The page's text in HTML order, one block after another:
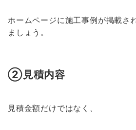
ホームページに施工事例が掲載さ
ましょう。
②見積内容
見積金額だけではなく、